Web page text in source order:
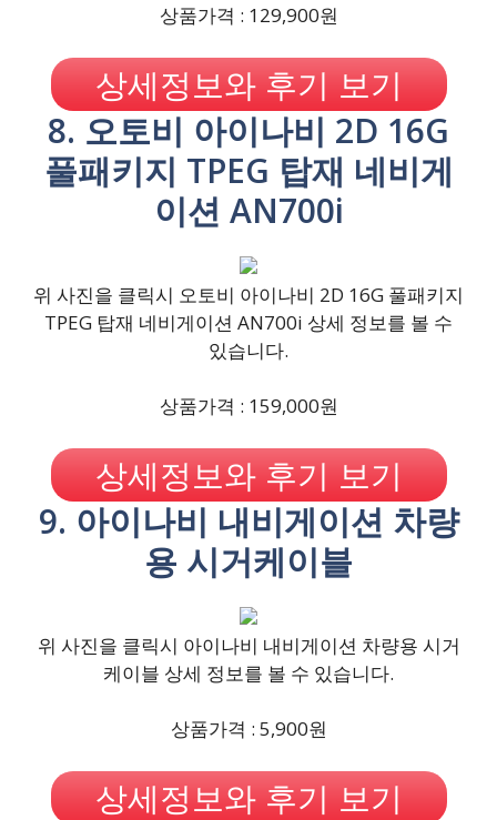
상품가격 : 129,900원
상세정보와 후기 보기
8. 오토비 아이나비 2D 16G
풀패키지 TPEG 탑재 네비게
이션 AN700i
위 사진을 클릭시 오토비 아이나비 2D 16G 풀패키지
TPEG 탑재 네비게이션 AN700i 상세 정보를 볼 수
있습니다.
상품가격 : 159,000원
상세정보와 후기 보기
9. 아이나비 내비게이션 차량
용 시거케이블
위 사진을 클릭시 아이나비 내비게이션 차량용 시거
케이블 상세 정보를 볼 수 있습니다.
상품가격 : 5,900원
상세정보와 후기 보기